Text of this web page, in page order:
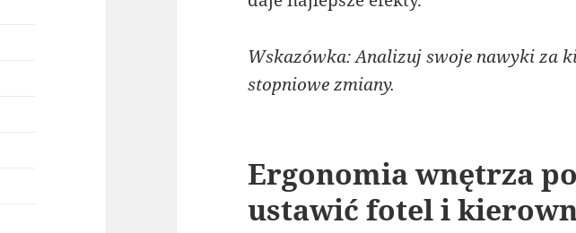
Wskazówka: Analizuj swoje nawyki za
stopniowe zmiany.
Ergonomia wnętrza
ustawić fotel i